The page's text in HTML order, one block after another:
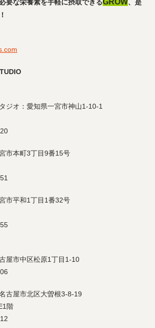
要な栄養素を手軽に摂取できるGROW、是
ジオ：愛知県一宮市神山1-10-1
市本町3丁目9番15号
市平和1丁目1番32号
屋市中区松原1丁目1-10
古屋市北区大曽根3-8-19
階